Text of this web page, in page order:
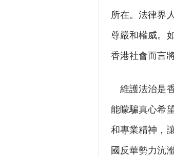
所在。法律界
尊嚴和權威。
香港社會而言
維護法治是
能矇騙真心希
和專業精神，
國反華勢力沆